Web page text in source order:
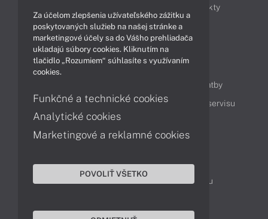
Produkty
Technológie
Videá
Obsah
Možnosti doručenia a platby
Podpora a servis
Servisné služby Cenník servisu
Kontakty
043 4224 771
Obchodné oddelenie
Reklamácia tovaru
Za účelom zlepšenia užívateľského zážitku a
poskytovaných služieb na našej stránke a
marketingové účely sa do Vášho prehliadača
ukladajú súbory cookies. Kliknutím na
tlačidlo „Rozumiem“ súhlasíte s využívaním
cookies.
Funkčné a technické cookies
Analytické cookies
Marketingové a reklamné cookies
POVOLIŤ VŠETKO